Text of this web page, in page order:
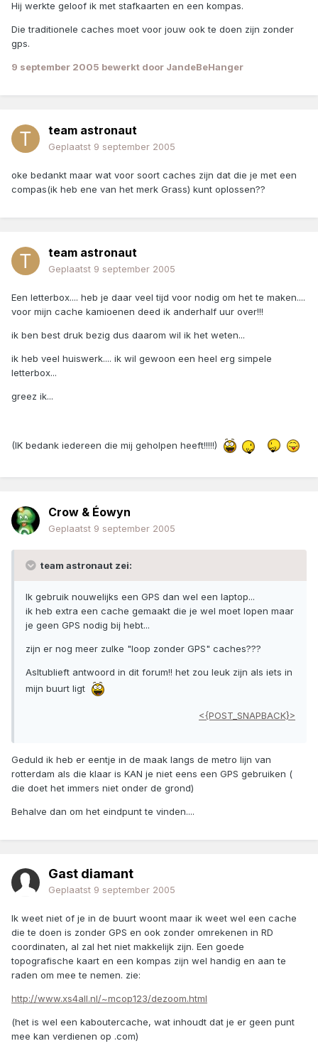
Hij werkte geloof ik met stafkaarten en een kompas.
Die traditionele caches moet voor jouw ook te doen zijn zonder
gps.
9 september 2005 bewerkt door JandeBeHanger
team astronaut
Geplaatst 9 september 2005
oke bedankt maar wat voor soort caches zijn dat die je met een
compas(ik heb ene van het merk Grass) kunt oplossen??
team astronaut
Geplaatst 9 september 2005
Een letterbox.... heb je daar veel tijd voor nodig om het te maken....
voor mijn cache kamioenen deed ik anderhalf uur over!!!
ik ben best druk bezig dus daarom wil ik het weten...
ik heb veel huiswerk.... ik wil gewoon een heel erg simpele
letterbox...
greez ik...
(IK bedank iedereen die mij geholpen heeft!!!!!)
Crow & Éowyn
Geplaatst 9 september 2005
team astronaut zei:
Ik gebruik nouwelijks een GPS dan wel een laptop...
ik heb extra een cache gemaakt die je wel moet lopen maar
je geen GPS nodig bij hebt...
zijn er nog meer zulke "loop zonder GPS" caches???
Asltublieft antwoord in dit forum!! het zou leuk zijn als iets in
mijn buurt ligt
<{POST_SNAPBACK}>
Geduld ik heb er eentje in de maak langs de metro lijn van
rotterdam als die klaar is KAN je niet eens een GPS gebruiken (
die doet het immers niet onder de grond)
Behalve dan om het eindpunt te vinden....
Gast diamant
Geplaatst 9 september 2005
Ik weet niet of je in de buurt woont maar ik weet wel een cache
die te doen is zonder GPS en ook zonder omrekenen in RD
coordinaten, al zal het niet makkelijk zijn. Een goede
topografische kaart en een kompas zijn wel handig en aan te
raden om mee te nemen. zie:
http://www.xs4all.nl/~mcop123/dezoom.html
(het is wel een kaboutercache, wat inhoudt dat je er geen punt
mee kan verdienen op .com)